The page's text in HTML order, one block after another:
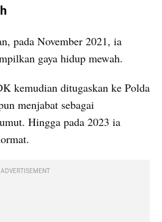
pada November 2021, ia
gaya hidup mewah.
kemudian ditugaskan ke Polda
menjabat sebagai
Hingga pada 2023 ia
ADVERTISEMENT